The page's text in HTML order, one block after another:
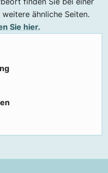
ähnliche Seiten.
Sie hier.